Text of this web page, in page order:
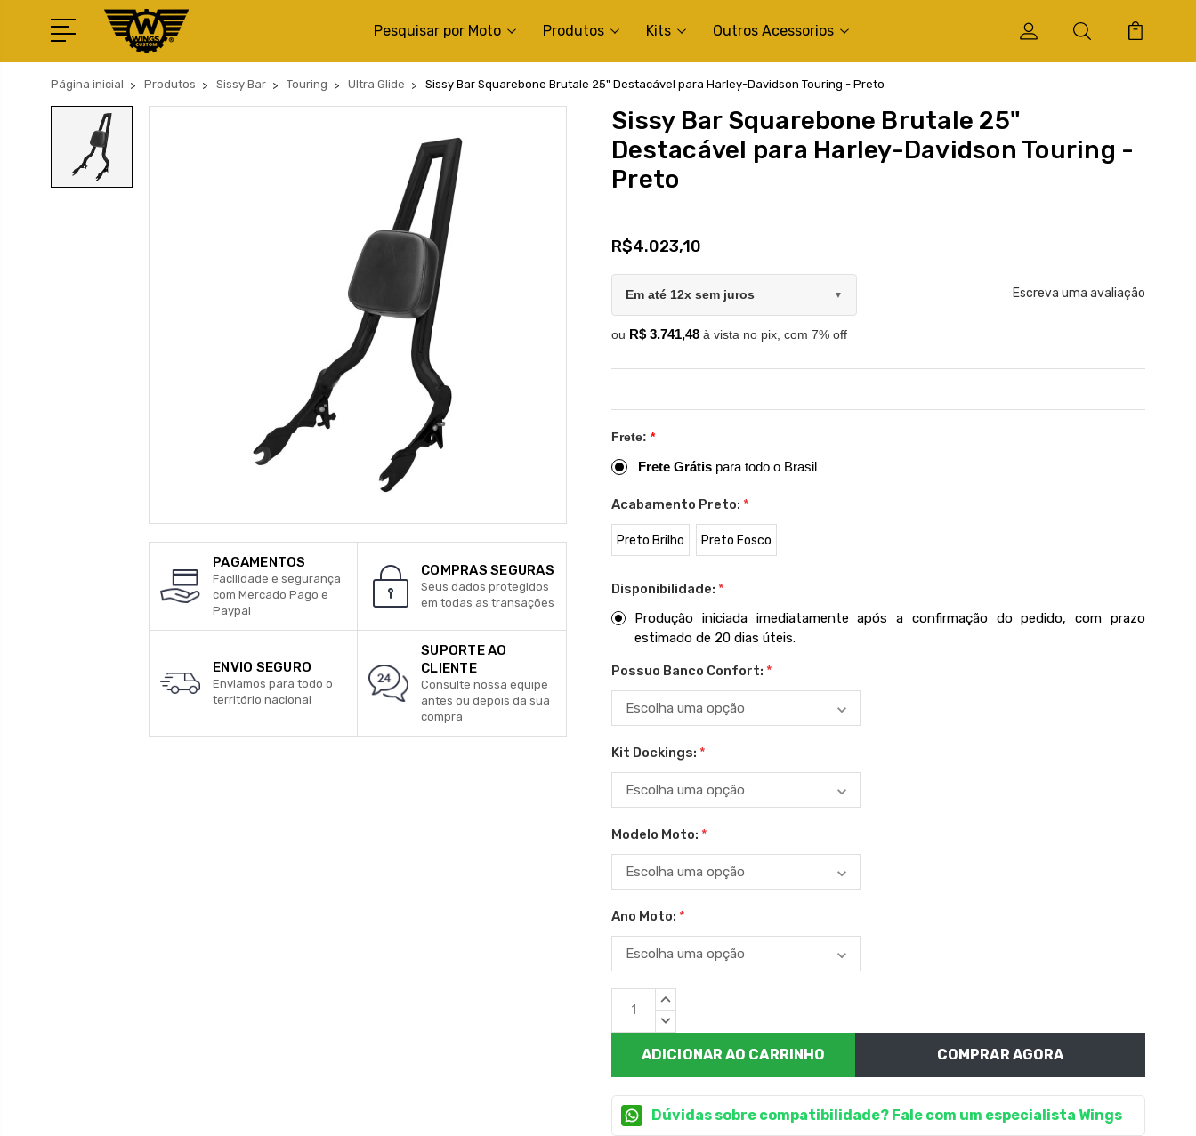
Pesquisar por Moto Produtos Kits Outros Acessorios
Página inicial Produtos Sissy Bar Touring Ultra Glide Sissy Bar Squarebone Brutale 25" Destacável para Harley-Davidson Touring - Preto
PAGAMENTOS
Facilidade e segurança
com Mercado Pago e
Paypal
COMPRAS SEGURAS
Seus dados protegidos
em todas as transações
ENVIO SEGURO
Enviamos para todo o
território nacional
SUPORTE AO
CLIENTE
Consulte nossa equipe
antes ou depois da sua
compra
Sissy Bar Squarebone Brutale 25"
Destacável para Harley-Davidson Touring -
Preto
R$4.023,10
Em até 12x sem juros ▼
ou R$ 3.741,48 à vista no pix, com 7% off
Escreva uma avaliação
Frete: *
Frete Grátis para todo o Brasil
Acabamento Preto: *
Preto Brilho Preto Fosco
Disponibilidade: *
Produção iniciada imediatamente após a confirmação do pedido, com prazo
estimado de 20 dias úteis.
Possuo Banco Confort: *
Kit Dockings: *
Modelo Moto: *
Ano Moto: *
Estoque
atual:
QUANTIDADE
QUANTIDADE
COMPRAR AGORA
Dúvidas sobre compatibilidade? Fale com um especialista Wings